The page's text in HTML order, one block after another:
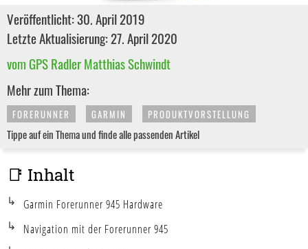
Veröffentlicht: 30. April 2019
Letzte Aktualisierung: 27. April 2020
vom GPS Radler Matthias Schwindt
Mehr zum Thema:
FORERUNNER GARMIN PRODUKTVORSTELLUNG
Tippe auf ein Thema und finde alle passenden Artikel
📑 Inhalt
Garmin Forerunner 945 Hardware
Navigation mit der Forerunner 945